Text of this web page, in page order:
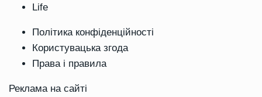
Life
Політика конфіденційності
Користувацька згода
Права і правила
Реклама на сайті